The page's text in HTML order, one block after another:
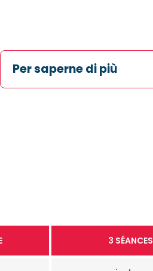
Per saperne di più
3 SÉANCES